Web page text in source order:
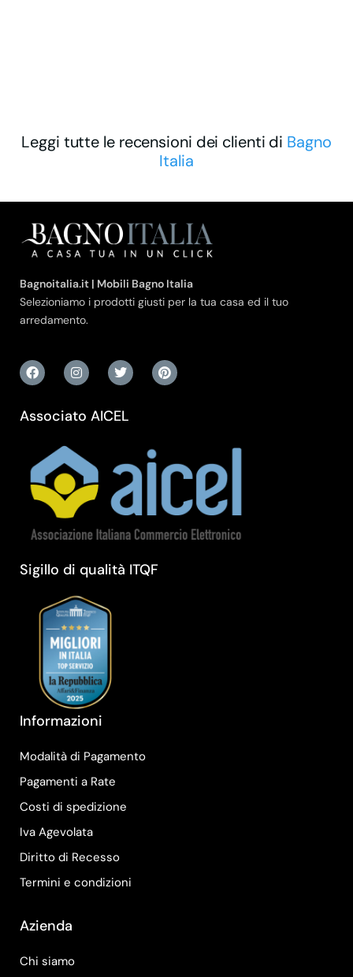
Leggi tutte le recensioni dei clienti di Bagno
Italia
Bagnoitalia.it | Mobili Bagno Italia
Selezioniamo i prodotti giusti per la tua casa ed il tuo
arredamento.
Associato AICEL
Sigillo di qualità ITQF
Informazioni
Modalità di Pagamento
Pagamenti a Rate
Costi di spedizione
Iva Agevolata
Diritto di Recesso
Termini e condizioni
Azienda
Chi siamo